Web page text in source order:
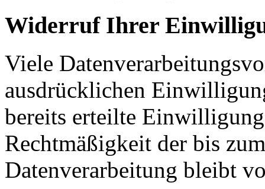
Widerruf Ihrer
Viele
ausdrücklichen
bereits erteilte
Rechtmäßigkeit der bis
Datenverarbeitung bleibt